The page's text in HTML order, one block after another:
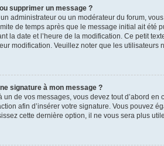
supprimer un message ?
administrateur ou un modérateur du forum,
de temps après que le message initial ait été
la date et l’heure de la modification. Ce petit
modification. Veuillez noter que les
signature à mon message ?
un de vos messages, vous devez tout d’abord
afin d’insérer votre signature. Vous pouvez
cette dernière option, il ne vous sera plus